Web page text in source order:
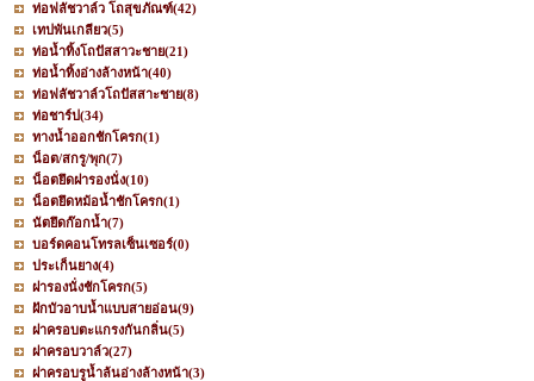
ท่อฟลัชวาล์ว โถสุขภัณฑ์(42)
เทปพันเกลียว(5)
ท่อน้ำทิ้งโถปัสสาวะชาย(21)
ท่อน้ำทิ้งอ่างล้างหน้า(40)
ท่อฟลัชวาล์วโถปัสสาะชาย(8)
ท่อชาร์ป(34)
ทางน้ำออกชักโครก(1)
น็อต/สกรู/พุก(7)
น็อตยึดฝารองนั่ง(10)
น็อตยึดหม้อน้ำชักโครก(1)
นัตยึดก๊อกน้ำ(7)
บอร์ดคอนโทรลเซ็นเซอร์(0)
ประเก็นยาง(4)
ฝารองนั่งชักโครก(5)
ฝักบัวอาบน้ำแบบสายอ่อน(9)
ฝาครอบตะแกรงกันกลิ่น(5)
ฝาครอบวาล์ว(27)
ฝาครอบรูน้ำล้นอ่างล้างหน้า(3)